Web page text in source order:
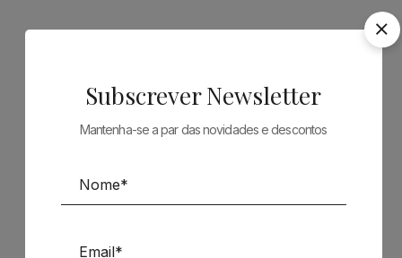
Siga-nos nas Redes Sociais
TÉCNICA LIVRARIA »
Subscrever Newsletter
Mantenha-se a par das novidades e descontos